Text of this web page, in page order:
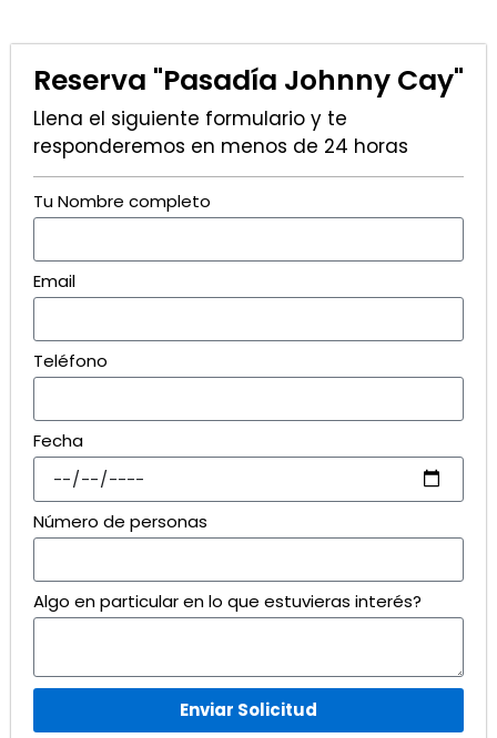
Reserva "Pasadía Johnny Cay"
Llena el siguiente formulario y te
responderemos en menos de 24 horas
Tu Nombre completo
Email
Teléfono
Fecha
Número de personas
Algo en particular en lo que estuvieras interés?
Enviar Solicitud